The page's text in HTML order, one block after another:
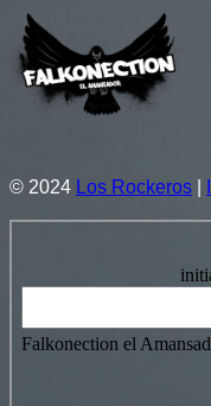
© 2024 Los Rockeros